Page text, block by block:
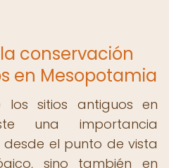
conservación
en Mesopotamia
los sitios antiguos en
una importancia
el punto de vista
sino también en